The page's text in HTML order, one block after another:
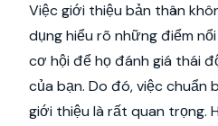
Việc giới thiệu bản thân
dụng hiểu rõ những điểm
cơ hội để họ đánh giá thái
của bạn. Do đó, việc chuẩn
giới thiệu là rất quan trọng.